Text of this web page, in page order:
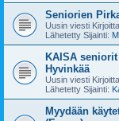
Seniorien
Uusin viesti
Lähetetty Sijainti:
KAISA seniorit
Hyvinkää
Uusin viesti
Lähetetty Sijainti:
Myydään